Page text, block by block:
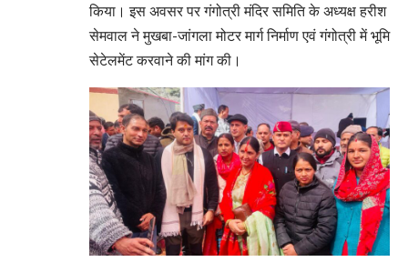
किया। इस अवसर पर गंगोत्री मंदिर समिति के अध्यक्ष हरीश
सेमवाल ने मुखबा-जांगला मोटर मार्ग निर्माण एवं गंगोत्री में भूमि
सेटेलमेंट करवाने की मांग की।